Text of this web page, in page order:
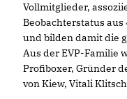
Vollmitglieder,
Beobachterstatus
und bilden damit die
Aus der EVP-Familie
Profiboxer, Gründer
von Kiew, Vitali